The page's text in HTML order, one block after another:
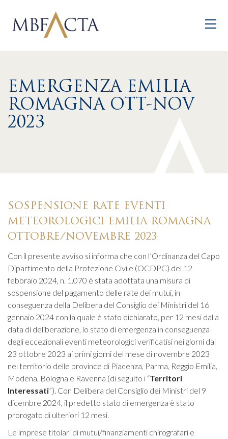
EMERGENZA EMILIA
ROMAGNA OTT-NOV
2023
SOSPENSIONE RATE EVENTI
METEOROLOGICI EMILIA ROMAGNA
OTTOBRE/NOVEMBRE 2023
Con il presente avviso si informa che con l’Ordinanza del Capo
Dipartimento della Protezione Civile (OCDPC) del 12
febbraio 2024, n. 1.070 è stata adottata una misura di
sospensione del pagamento delle rate dei mutui, in
conseguenza della Delibera del Consiglio dei Ministri del 16
gennaio 2024 con la quale è stato dichiarato, per 12 mesi dalla
data di deliberazione, lo stato di emergenza in conseguenza
degli eccezionali eventi meteorologici verificatisi nei giorni dal
23 ottobre 2023 ai primi giorni del mese di novembre 2023
nel territorio delle province di Piacenza, Parma, Reggio Emilia,
Modena, Bologna e Ravenna (di seguito i “Territori
Interessati”). Con Delibera del Consiglio dei Ministri del 9
dicembre 2024, il predetto stato di emergenza è stato
prorogato di ulteriori 12 mesi.
Le imprese titolari di mutui/finanziamenti chirografari e